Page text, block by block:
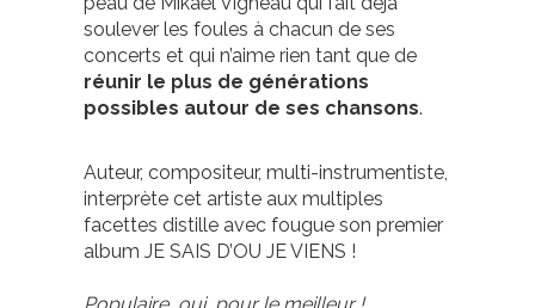
soulever les foules à chacun de ses
concerts et qui n’aime rien tant que de
réunir le plus de générations
possibles autour de ses chansons.
Auteur, compositeur, multi-instrumentiste,
interprète cet artiste aux multiples
facettes distille avec fougue son premier
album JE SAIS D’OU JE VIENS !